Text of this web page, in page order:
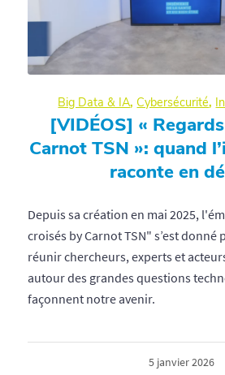
Big Data & IA,Cybersécurité,
[VIDÉOS] «
Carnot TSN »: quand
raconte en
Depuis sa création en mai 2025,
croisés by Carnot TSN" s’est
réunir chercheurs, experts et
autour des grandes questions
façonnent notre avenir.
5 janvier 2026